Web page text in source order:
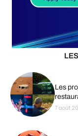
Les
7 août